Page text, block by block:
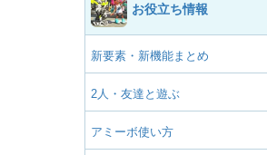
お役立ち情報
新要素・新機能まとめ
2人・友達と遊ぶ
アミーボ使い方